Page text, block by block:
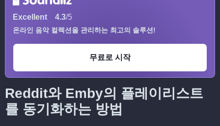
Excellent 4.3/5
온라인 음악 컬렉션을 관리하는 최고의 솔루션!
무료로 시작
Reddit와 Emby의 플레이리스트
를 동기화하는 방법